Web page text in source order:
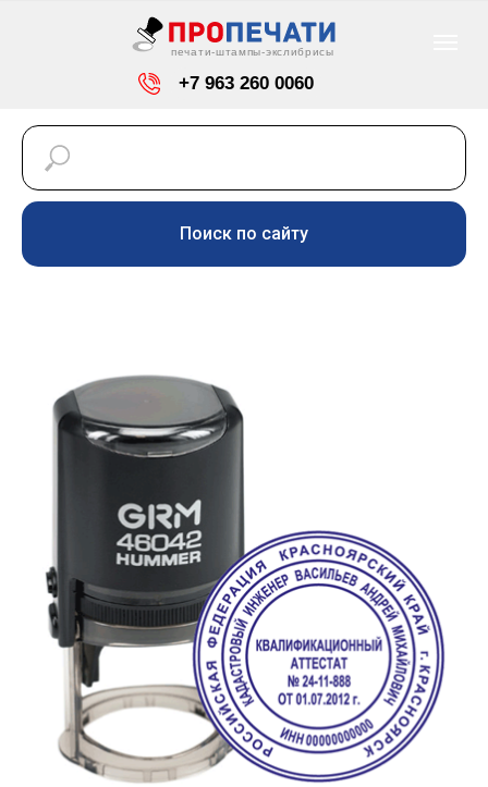
+7 963 260 0060
Красноярск, ул. Светлогорская, 7
с 9-00 до 18-00
печати-штампы-экслибрисы
info@pro-pechaty24.ru
Поиск по сайту